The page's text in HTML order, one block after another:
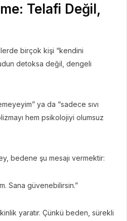
Telafi Değil,
birçok kişi “kendini
detoksa değil, dengeli
ya da “sadece sıvı
hem psikolojiyi olumsuz
bedene şu mesajı vermektir:
Sana güvenebilirsin.”
yaratır. Çünkü beden, sürekli